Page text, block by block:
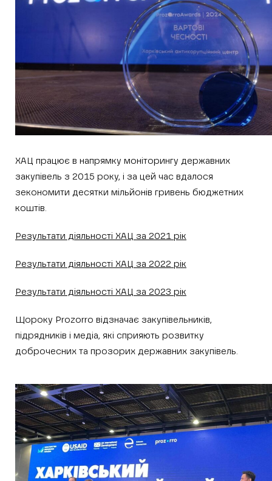
ХАЦ працює в напрямку моніторингу державних
закупівель з 2015 року, і за цей час вдалося
зекономити десятки мільйонів гривень бюджетних
коштів.
Результати діяльності ХАЦ за 2021 рік
Результати діяльності ХАЦ за 2022 рік
Результати діяльності ХАЦ за 2023 рік
Щороку Prozorro відзначає закупівельників,
підрядників і медіа, які сприяють розвитку
доброчесних та прозорих державних закупівель.